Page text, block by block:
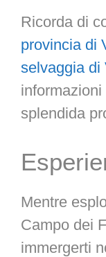
Ricorda di
provincia di
selvaggia di
informazioni
splendida
Mentre
Campo dei
immergerti